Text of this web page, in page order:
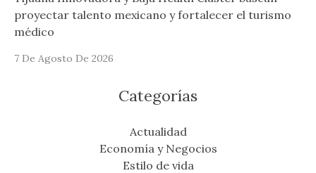
proyectar talento mexicano y fortalecer el turismo
médico
7 De Agosto De 2026
Categorías
Actualidad
Economía y Negocios
Estilo de vida